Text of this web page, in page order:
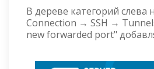
В дереве категорий слева
Connection → SSH →
new forwarded port"